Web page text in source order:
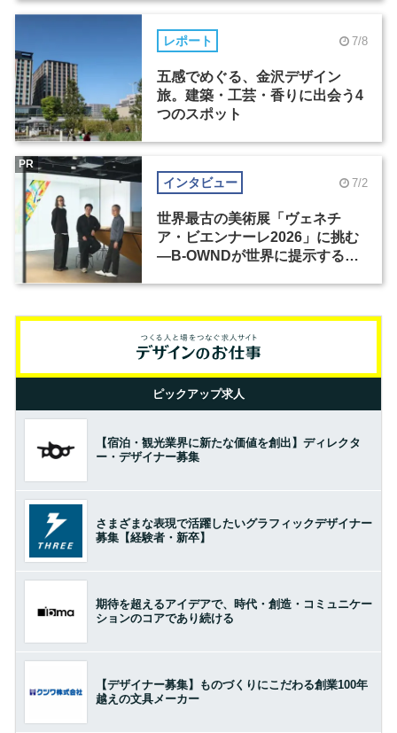
レポート 7/8
五感でめぐる、金沢デザイン
旅。建築・工芸・香りに出会う4
つのスポット
インタビュー 7/2
世界最古の美術展「ヴェネチ
ア・ビエンナーレ2026」に挑む
―B-OWNDが世界に提示する美
PR
ピックアップ求人
【宿泊・観光業界に新たな価値を創出】ディレクタ
ー・デザイナー募集
さまざまな表現で活躍したいグラフィックデザイナー
募集【経験者・新卒】
期待を超えるアイデアで、時代・創造・コミュニケー
ションのコアであり続ける
【デザイナー募集】ものづくりにこだわる創業100年
越えの文具メーカー